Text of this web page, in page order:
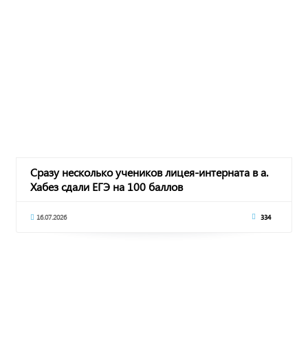
Сразу несколько учеников лицея-интерната в а.
Хабез сдали ЕГЭ на 100 баллов
16.07.2026 334